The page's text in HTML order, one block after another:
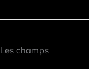
Les champs